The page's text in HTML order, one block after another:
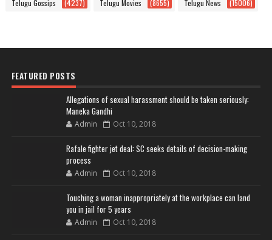
Telugu Gossips (4237) Telugu Movies (8655) Telugu News (15006)
FEATURED POSTS
Allegations of sexual harassment should be taken seriously:
Maneka Gandhi
Admin Oct 10, 2018
Rafale fighter jet deal: SC seeks details of decision-making
process
Admin Oct 10, 2018
Touching a woman inappropriately at the workplace can land
you in jail for 5 years
Admin Oct 10, 2018